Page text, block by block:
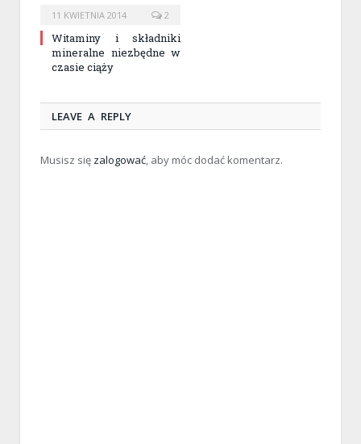
11 KWIETNIA 2014 2
Witaminy i składniki
mineralne niezbędne w
czasie ciąży
LEAVE A REPLY
Musisz się zalogować, aby móc dodać komentarz.